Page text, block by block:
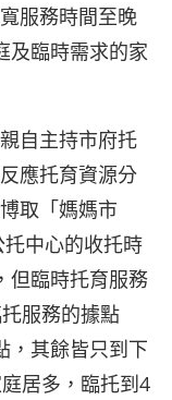
服務時間至晚
及臨時需求的家
自主持市府托
應托育資源分
取「媽媽市
中心的收托時
但臨時托育服務
服務的據點
，其餘皆只到下
居多，臨托到4